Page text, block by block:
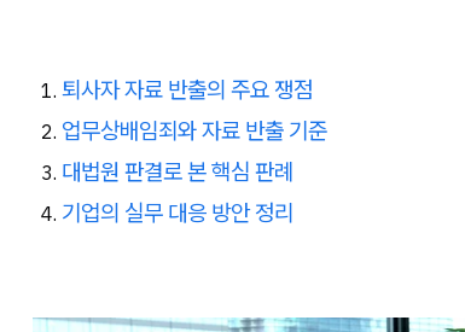
퇴사자 자료 반출의 주요 쟁점
업무상배임죄와 자료 반출 기준
대법원 판결로 본 핵심 판례
기업의 실무 대응 방안 정리